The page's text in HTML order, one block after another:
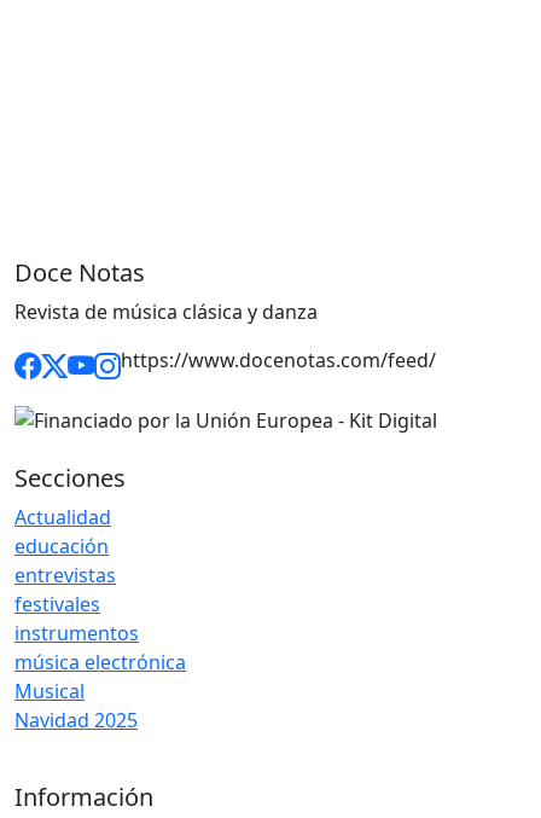
Doce Notas
Revista de música clásica y danza
https://www.docenotas.com/feed/
Secciones
Actualidad
educación
entrevistas
festivales
instrumentos
música electrónica
Musical
Navidad 2025
Información